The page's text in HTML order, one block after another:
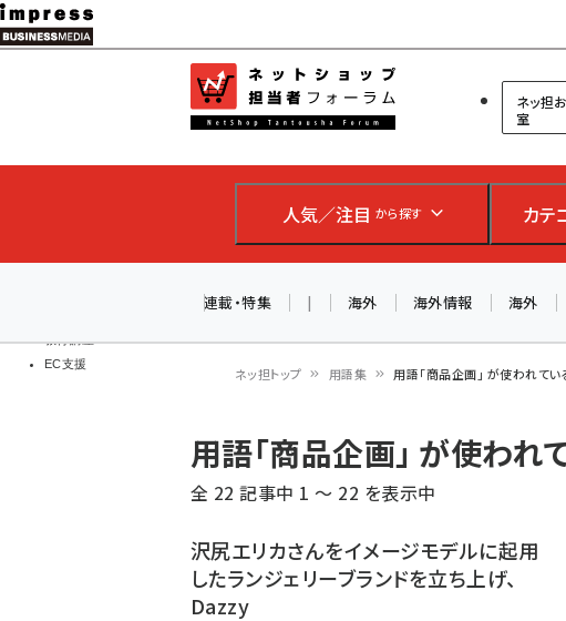
メ
イ
ン
ツ
移
教育講座
EC支援
ネットショップ担当
ネッ担
室
人気／注目 から探す カテ
連載・特集 | 海外 海外情報 海外
ン
く
ず
ネッ担トップ 用語集 用語「商品企画」 が使われて
用語「商品企画」 が使わ
全 22 記事中 1 ～ 22 を表示中
沢尻エリカさんをイメージモデルに起用
したランジェリーブランドを立ち上げ、
Dazzy
AIが
アル